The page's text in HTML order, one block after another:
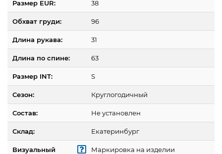
Размер EUR: 38
Обхват груди: 96
Длина рукава: 31
Длина по спине: 63
Размер INT: S
Сезон: Круглогодичный
Состав: Не установлен
Склад: Екатеринбург
Визуальный
Маркировка на изделии